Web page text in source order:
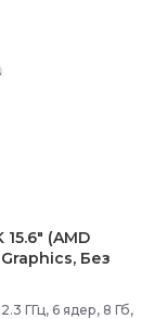
15.6" (AMD
Graphics, Без
ГГц, 6 ядер, 8 Гб,